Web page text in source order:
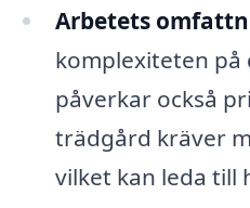
Arbetets
komplexiteten
påverkar också
trädgård kräver
vilket kan leda till